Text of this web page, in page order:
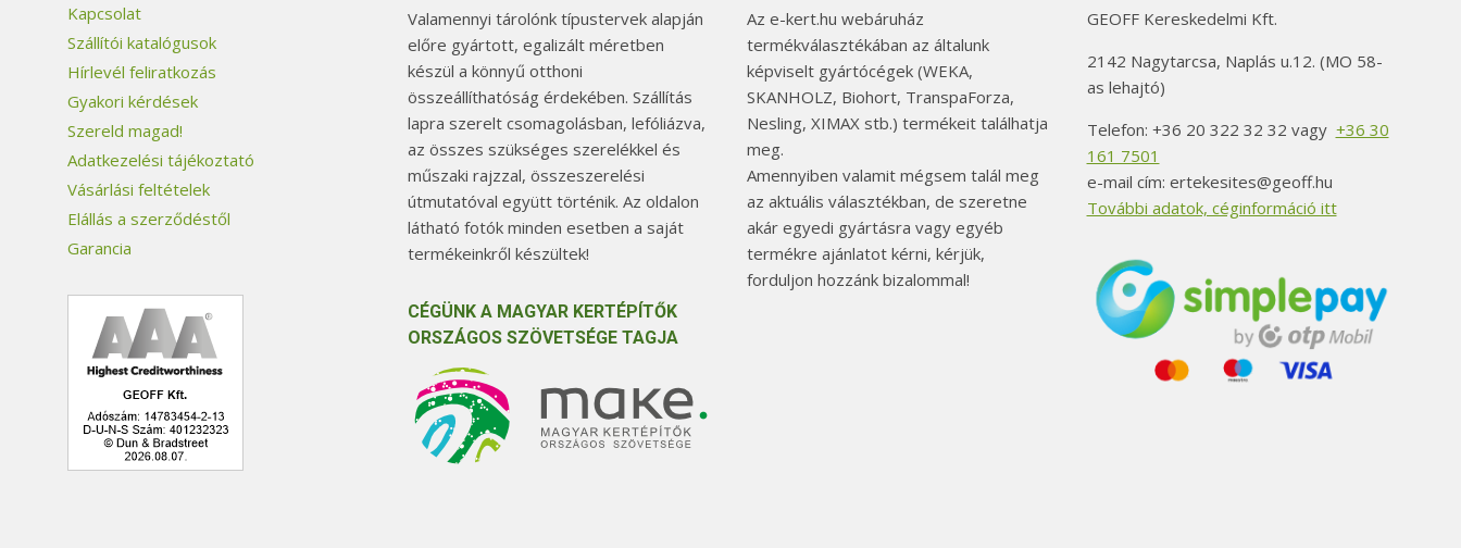
Kapcsolat
Szállítói katalógusok
Hírlevél feliratkozás
Gyakori kérdések
Szereld magad!
Adatkezelési tájékoztató
Vásárlási feltételek
Elállás a szerződéstől
Garancia
Valamennyi tárolónk típustervek alapján
előre gyártott, egalizált méretben
készül a könnyű otthoni
összeállíthatóság érdekében. Szállítás
lapra szerelt csomagolásban, lefóliázva,
az összes szükséges szerelékkel és
műszaki rajzzal, összeszerelési
útmutatóval együtt történik. Az oldalon
látható fotók minden esetben a saját
termékeinkről készültek!
CÉGÜNK A MAGYAR KERTÉPÍTŐK
ORSZÁGOS SZÖVETSÉGE TAGJA
Az e-kert.hu webáruház
termékválasztékában az általunk
képviselt gyártócégek (WEKA,
SKANHOLZ, Biohort, TranspaForza,
Nesling, XIMAX stb.) termékeit találhatja
meg.
Amennyiben valamit mégsem talál meg
az aktuális választékban, de szeretne
akár egyedi gyártásra vagy egyéb
termékre ajánlatot kérni, kérjük,
forduljon hozzánk bizalommal!
GEOFF Kereskedelmi Kft.
2142 Nagytarcsa, Naplás u.12. (MO 58-
as lehajtó)
Telefon: +36 20 322 32 32 vagy +36 30
161 7501
e-mail cím: ertekesites@geoff.hu
További adatok, céginformáció itt